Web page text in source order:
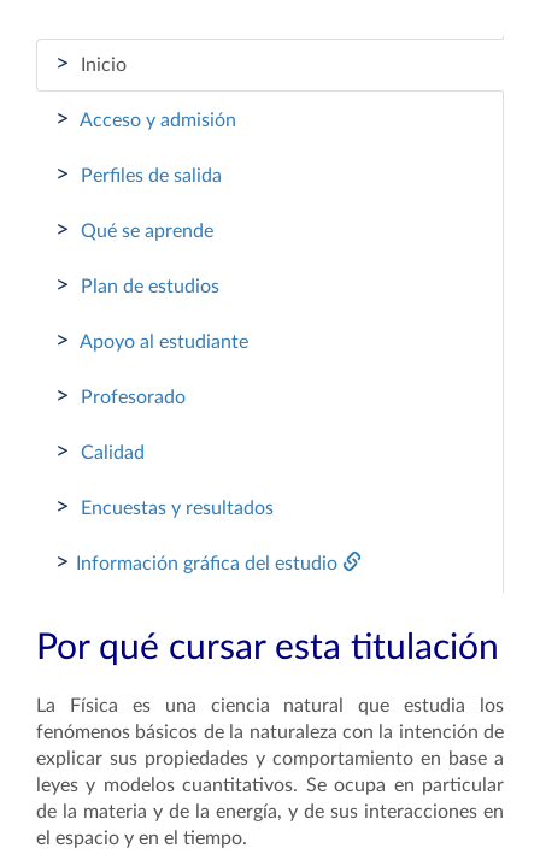
> Inicio
> Acceso y admisión
> Perfiles de salida
> Qué se aprende
> Plan de estudios
> Apoyo al estudiante
> Profesorado
> Calidad
> Encuestas y resultados
> Información gráfica del estudio
Por qué cursar esta titulación
La Física es una ciencia natural que estudia los
fenómenos básicos de la naturaleza con la intención de
explicar sus propiedades y comportamiento en base a
leyes y modelos cuantitativos. Se ocupa en particular
de la materia y de la energía, y de sus interacciones en
el espacio y en el tiempo.